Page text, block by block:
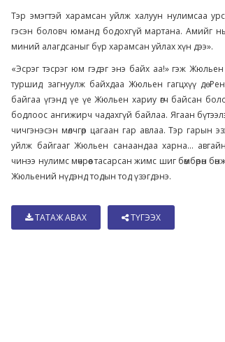
Тэр эмэгтэй харамсан уйлж халуун нулимсаа
гэсэн боловч юманд бодохгүй мартана. Амийг нь
миний алагдсаныг бүр харамсан уйлах хүн дээ».
«Эсрэг тэсрэг юм гэдэг энэ байх аа!» гэж
туршид загнуулж байхдаа Жюльен гагцхүү дө
байгаа үгэнд үе үе Жюльен хариу өгч байсан
бодлоос ангижирч чадахгүй байлаа. Ягаан
чичгэнэсэн мөлчгөр цагаан гар авлаа. Тэр гарын
уйлж байгааг Жюльен санаандаа харна...
чинээ нулимс мөчрөөс тасарсан жимс шиг бөмбөрөн
Жюльений нүдэнд тодын тод үзэгдэнэ.
ТАТАЖ АВАХ ТҮГЭЭХ